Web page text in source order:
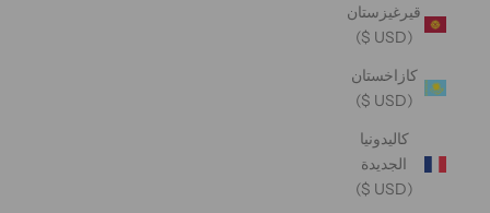
قيرغيزستان
(USD $)
كازاخستان
(USD $)
كاليدونيا
الجديدة
(USD $)